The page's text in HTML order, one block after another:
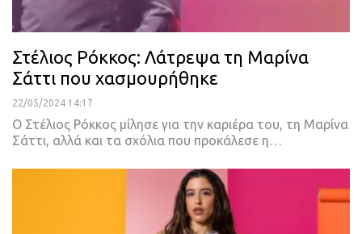
Στέλιος Ρόκκος: Λάτρεψα τη Μαρίνα
Σάττι που χασμουρήθηκε
22/05/2024 14:17
O Στέλιος Ρόκκος μίλησε για την καριέρα του, τη Μαρίνα
Σάττι, αλλά και τα σχόλια που προκάλεσε η…